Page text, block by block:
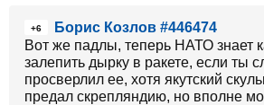
+6
Борис Козлов #446474
Вот же падлы, теперь НАТО знает
залепить дырку в ракете, если ты
просверлил ее, хотя якутский
предал скрепляндию, но вполне